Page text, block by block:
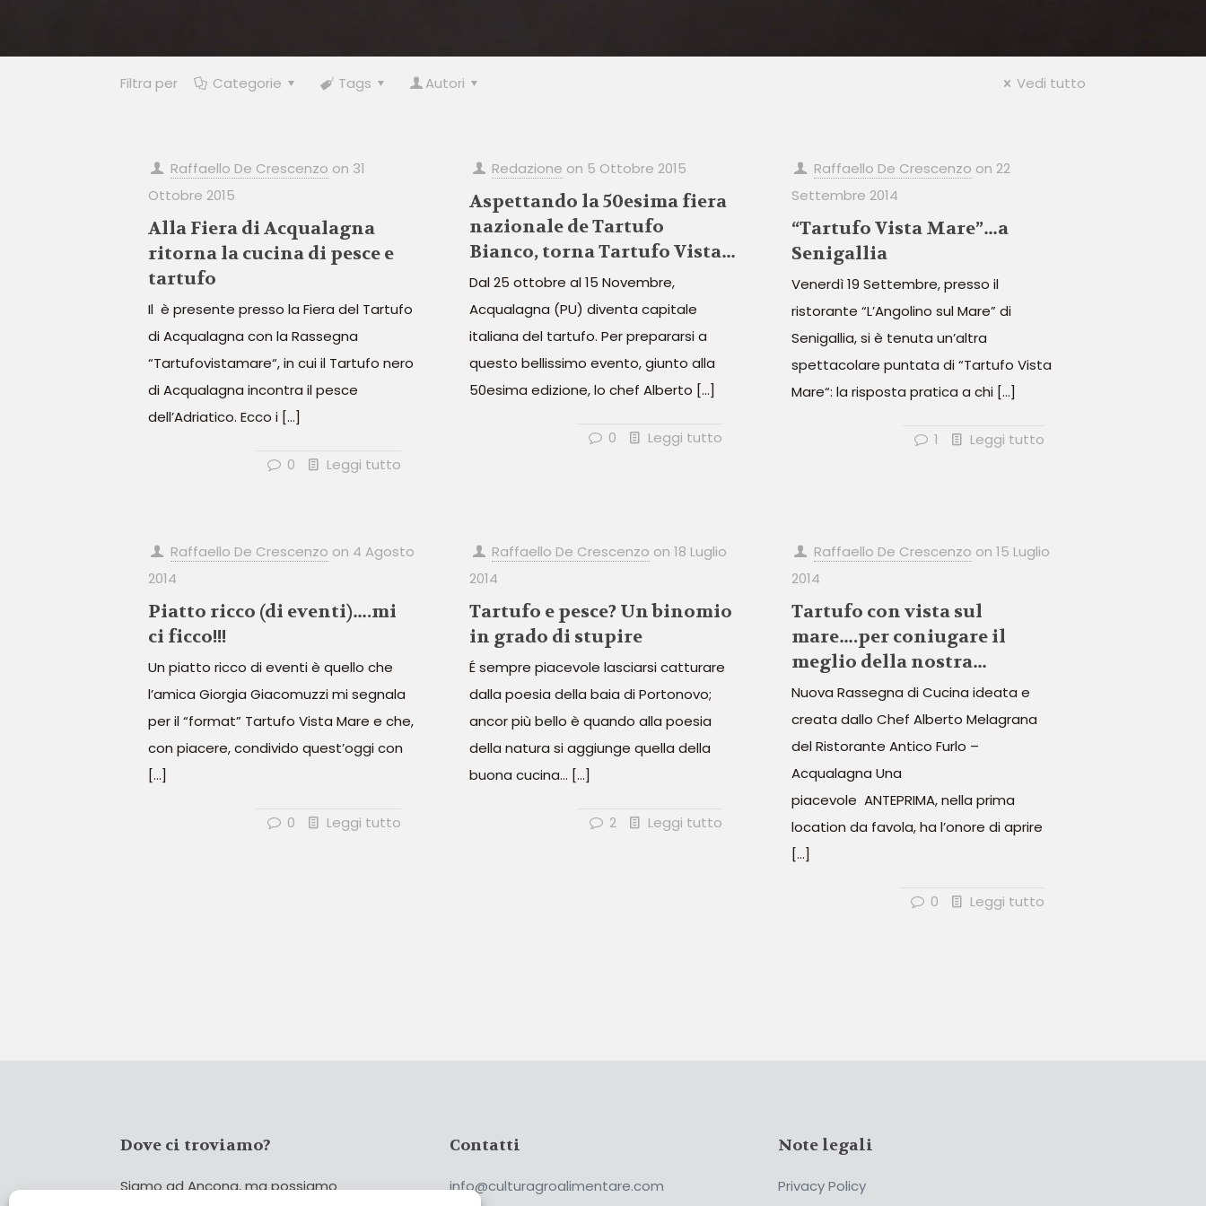
Filtra per Categorie Tags Autori Vedi tutto
Raffaello De Crescenzo on 31
Ottobre 2015
Alla Fiera di Acqualagna
ritorna la cucina di pesce e
tartufo
Il è presente presso la Fiera del Tartufo
di Acqualagna con la Rassegna
“Tartufovistamare“, in cui il Tartufo nero
di Acqualagna incontra il pesce
dell’Adriatico. Ecco i[…]
0 Leggi tutto
Redazione on 5 Ottobre 2015
Aspettando la 50esima fiera
nazionale de Tartufo
Bianco, torna Tartufo Vista
Mare
Dal 25 ottobre al 15 Novembre,
Acqualagna (PU) diventa capitale
italiana del tartufo. Per prepararsi a
questo bellissimo evento, giunto alla
50esima edizione, lo chef Alberto […]
0 Leggi tutto
Raffaello De Crescenzo on 22
Settembre 2014
“Tartufo Vista Mare”…a
Senigallia
Venerdì 19 Settembre, presso il
ristorante “L’Angolino sul Mare” di
Senigallia, si è tenuta un’altra
spettacolare puntata di “Tartufo Vista
Mare“: la risposta pratica a chi[…]
1 Leggi tutto
Raffaello De Crescenzo on 4 Agosto
2014
Piatto ricco (di eventi)….mi
ci ficco!!!
Un piatto ricco di eventi è quello che
l’amica Giorgia Giacomuzzi mi segnala
per il “format” Tartufo Vista Mare e che,
con piacere, condivido quest’oggi con
[…]
0 Leggi tutto
Raffaello De Crescenzo on18 Luglio
2014
Tartufo e pesce? Un binomio
in grado di stupire
É sempre piacevole lasciarsi catturare
dalla poesia della baia di Portonovo;
ancor più bello è quando alla poesia
della natura si aggiunge quella della
buona cucina… […]
2 Leggi tutto
Raffaello De Crescenzo on 15 Luglio
2014
Tartufo con vista sul
mare….per coniugare il
meglio della nostra
Regione!!
Nuova Rassegna di Cucina ideata e
creata dallo Chef Alberto Melagrana
del Ristorante Antico Furlo –
Acqualagna Una
piacevole ANTEPRIMA, nella prima
location da favola, ha l’onore di aprire
[…]
0 Leggi tutto
Dove ci troviamo?
Siamo ad Ancona, ma possiamo
Contatti
info@culturagroalimentare.com
Note legali
Privacy Policy